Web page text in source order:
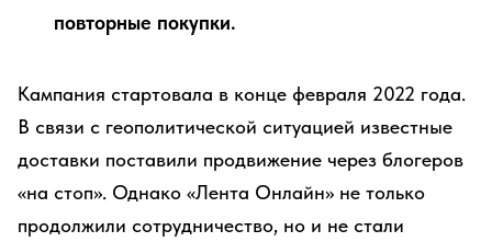
повторные покупки.
Кампания стартовала в конце февраля 2022 года.
В связи с геополитической ситуацией известные
доставки поставили продвижение через блогеров
«на стоп». Однако «Лента Онлайн» не только
продолжили сотрудничество, но и не стали